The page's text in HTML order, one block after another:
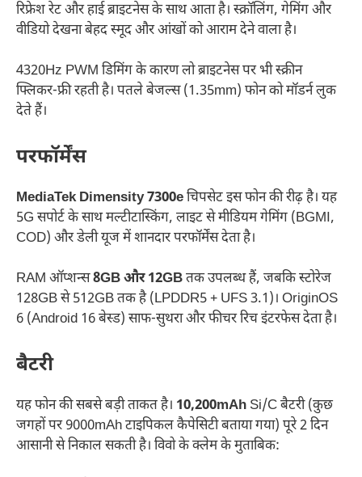
रिफ्रेश रेट और हाई ब्राइटनेस के साथ आता है। स्क्रॉलिंग, गेमिंग और
वीडियो देखना बेहद स्मूद और आंखों को आराम देने वाला है।
4320Hz PWM डिमिंग के कारण लो ब्राइटनेस पर भी स्क्रीन
फ्लिकर-फ्री रहती है। पतले बेजल्स (1.35mm) फोन को मॉडर्न लुक
देते हैं।
परफॉर्मेंस
MediaTek Dimensity 7300eचिपसेट इस फोन की रीढ़ है। यह
5G सपोर्ट के साथ मल्टीटास्किंग, लाइट से मीडियम गेमिंग (BGMI,
COD) और डेली यूज में शानदार परफॉर्मेंस देता है।
RAM ऑप्शन्स8GB और 12GBतक उपलब्ध हैं, जबकि स्टोरेज
128GB से 512GB तक है (LPDDR5 + UFS 3.1)। OriginOS
6 (Android 16 बेस्ड) साफ-सुथरा और फीचर रिच इंटरफेस देता है।
बैटरी
यह फोन की सबसे बड़ी ताकत है। 10,200mAh Si/C बैटरी (कुछ
जगहों पर 9000mAh टाइपिकल कैपेसिटी बताया गया) पूरे 2 दिन
आसानी से निकाल सकती है। विवो के क्लेम के मुताबिक: